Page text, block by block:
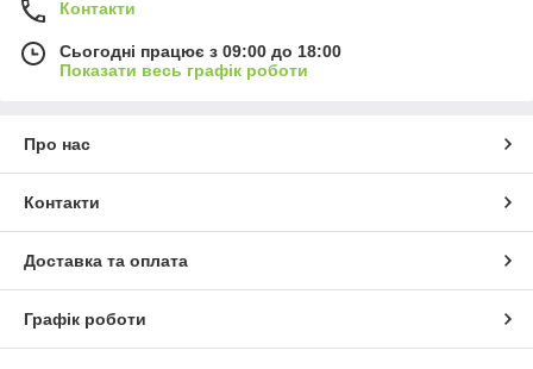
Контакти
Сьогодні працює з 09:00 до 18:00
Показати весь графік роботи
Про нас
Контакти
Доставка та оплата
Графік роботи